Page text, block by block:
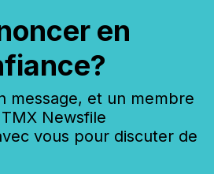
en
message, et un membre
Newsfile
vous pour discuter de